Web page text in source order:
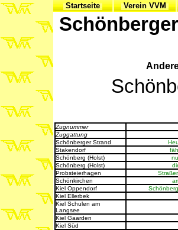
Startseite Verein VVM
Zugnummer
Zuggattung
Schönberger Strand
Stakendorf
Schönberg (Holst)
Schönberg (Holst)
Probsteierhagen
Schönkirchen
Kiel Oppendorf
Kiel Ellerbek
Kiel Schulen am
Langsee
Kiel Gaarden
Kiel Süd